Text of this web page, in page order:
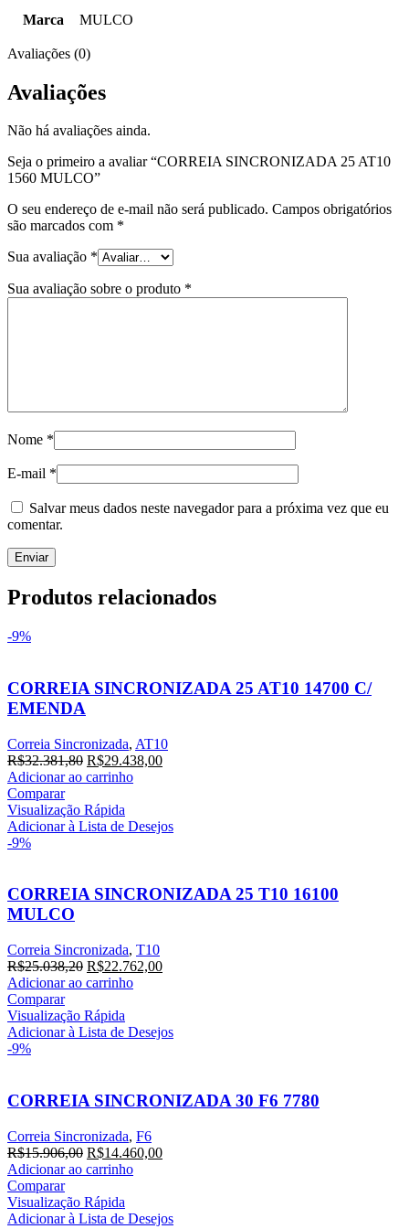
Marca MULCO
Avaliações (0)
Avaliações
Não há avaliações ainda.
Seja o primeiro a avaliar “CORREIA SINCRONIZADA 25 AT10
1560 MULCO”
O seu endereço de e-mail não será publicado. Campos obrigatórios
são marcados com *
Sua avaliação *
Sua avaliação sobre o produto *
Nome *
E-mail *
Salvar meus dados neste navegador para a próxima vez que eu
comentar.
Produtos relacionados
-9%
CORREIA SINCRONIZADA 25 AT10 14700 C/
EMENDA
Correia Sincronizada, AT10
R$32.381,80 O
preço
era:
R$32.381,80.
R$29.438,00O
R$29.438,00.
Adicionar ao carrinho
Comparar
Visualização Rápida
Adicionar à Lista de Desejos
-9%
CORREIA SINCRONIZADA 25 T10 16100
MULCO
Correia Sincronizada, T10
R$25.038,20 O
preço
era:
R$25.038,20.
R$22.762,00O
R$22.762,00.
Adicionar ao carrinho
Comparar
Visualização Rápida
Adicionar à Lista de Desejos
-9%
CORREIA SINCRONIZADA 30 F6 7780
Correia Sincronizada, F6
R$15.906,00 O
preço
era:
R$15.906,00.
R$14.460,00O
R$14.460,00.
Adicionar ao carrinho
Comparar
Visualização Rápida
Adicionar à Lista de Desejos